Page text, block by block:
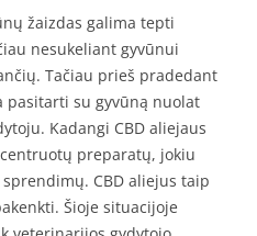
žaizdas galima tepti
nesukeliant gyvūnui
Tačiau prieš pradedant
pasitarti su gyvūną nuolat
Kadangi CBD aliejaus
preparatų, jokiu
CBD aliejus taip
Šioje situacijoje